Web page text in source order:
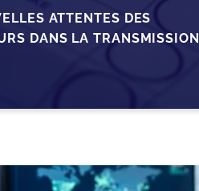
ATTENTES DES
DANS LA